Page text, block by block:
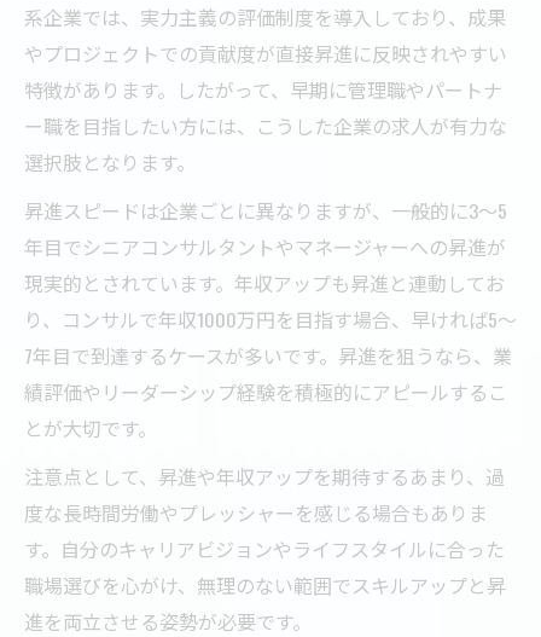
系企業では、実力主義の評価制度を導入しており、成果
やプロジェクトでの貢献度が直接昇進に反映されやすい
特徴があります。したがって、早期に管理職やパートナ
ー職を目指したい方には、こうした企業の求人が有力な
選択肢となります。
昇進スピードは企業ごとに異なりますが、一般的に3～5
年目でシニアコンサルタントやマネージャーへの昇進が
現実的とされています。年収アップも昇進と連動してお
り、コンサルで年収1000万円を目指す場合、早ければ5～
7年目で到達するケースが多いです。昇進を狙うなら、業
績評価やリーダーシップ経験を積極的にアピールするこ
とが大切です。
注意点として、昇進や年収アップを期待するあまり、過
度な長時間労働やプレッシャーを感じる場合もありま
す。自分のキャリアビジョンやライフスタイルに合った
職場選びを心がけ、無理のない範囲でスキルアップと昇
進を両立させる姿勢が必要です。